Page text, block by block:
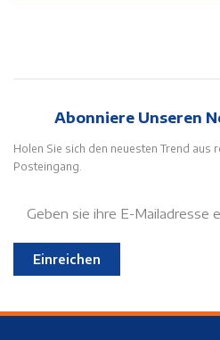
Abonniere Unseren
Holen Sie sich den neuesten Trend aus
Posteingang.
Einreichen